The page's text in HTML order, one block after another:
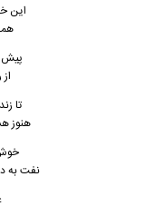
این
تا
هنوز
نفت به